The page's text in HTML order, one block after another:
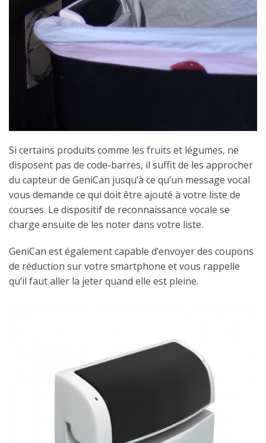
Si certains produits comme les fruits et légumes, ne
disposent pas de code-barres, il suffit de les approcher
du capteur de GeniCan jusqu’à ce qu’un message vocal
vous demande ce qui doit être ajouté à votre liste de
courses. Le dispositif de reconnaissance vocale se
charge ensuite de les noter dans votre liste.
GeniCan est également capable d’envoyer des coupons
de réduction sur votre smartphone et vous rappelle
qu’il faut aller la jeter quand elle est pleine.